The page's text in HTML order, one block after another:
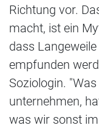
Richtung vor.
macht, ist ein
dass
empfunden
Soziologin.
unternehmen,
was wir sonst